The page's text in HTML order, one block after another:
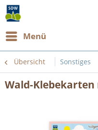
Menü
Übersicht Sonstiges
Wald-